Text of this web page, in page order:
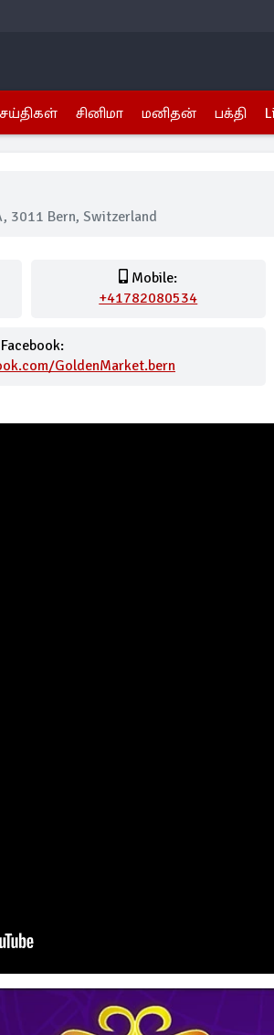
சினிமா மனிதன் பக்தி
3011 Bern, Switzerland
Mobile:
+41782080534
Facebook:
GoldenMarket.bern